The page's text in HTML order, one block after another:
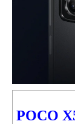
POCO